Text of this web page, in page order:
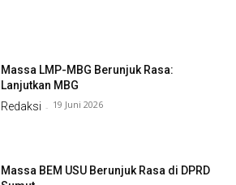
Massa LMP-MBG Berunjuk Rasa:
Lanjutkan MBG
Redaksi - 19 Juni 2026
Massa BEM USU Berunjuk Rasa di DPRD